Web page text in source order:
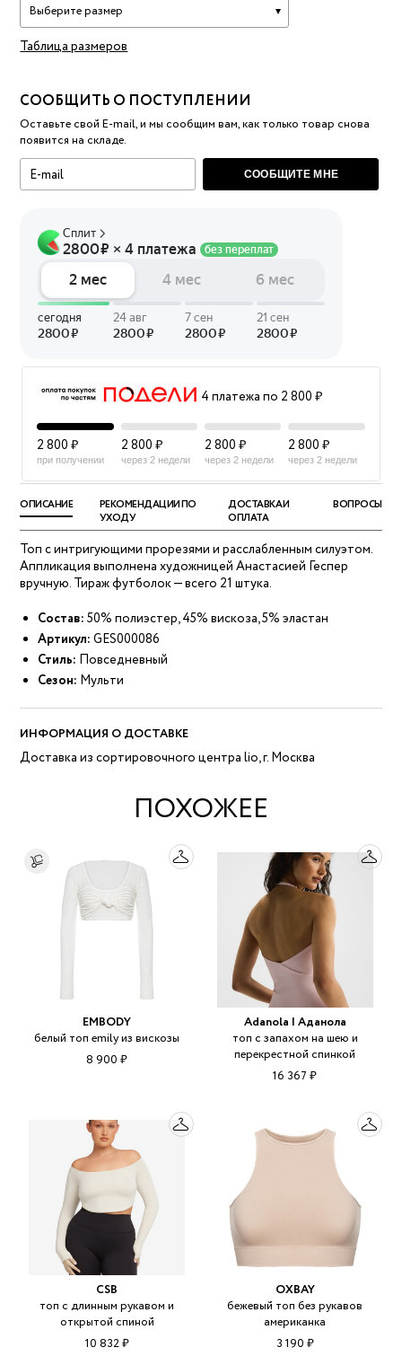
Выберите размер
Таблица размеров
СООБЩИТЬ О ПОСТУПЛЕНИИ
Оставьте свой E-mail, и мы сообщим вам, как только товар снова
появится на складе.
СООБЩИТЕ МНЕ
4 платежа по 2 800 ₽
2 800 ₽
при получении
2 800 ₽
через 2 недели
2 800 ₽
через 2 недели
2 800 ₽
через 2 недели
ОПИСАНИЕ
РЕКОМЕНДАЦИИ ПО
УХОДУ
ДОСТАВКА И
ОПЛАТА
ВОПРОСЫ
Топ с интригующими прорезями и расслабленным силуэтом.
Аппликация выполнена художницей Анастасией Геспер
вручную. Тираж футболок — всего 21 штука.
Состав: 50% полиэстер, 45% вискоза, 5% эластан
Артикул: GES000086
Стиль: Повседневный
Сезон: Мульти
ИНФОРМАЦИЯ О ДОСТАВКЕ
Доставка из сортировочного центра lio, г. Москва
ПОХОЖЕЕ
EMBODY
белый топ emily из вискозы
8 900 ₽
Adanola | Аданола
топ с запахом на шею и
перекрестной спинкой
16 367 ₽
CSB
топ с длинным рукавом и
открытой спиной
10 832 ₽
OXBAY
бежевый топ без рукавов
американка
3 190 ₽